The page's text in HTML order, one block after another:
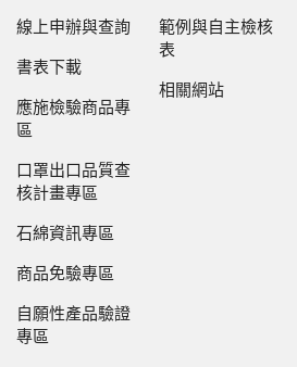
線上申辦與查詢
書表下載
應施檢驗商品專
區
口罩出口品質查
核計畫專區
石綿資訊專區
商品免驗專區
自願性產品驗證
專區
範例與自主檢核
表
相關網站